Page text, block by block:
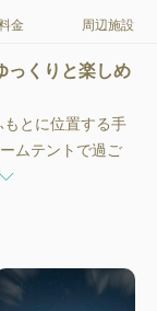
金 周辺施設
っくりと楽しめ
とに位置する手
ムテントで過ご